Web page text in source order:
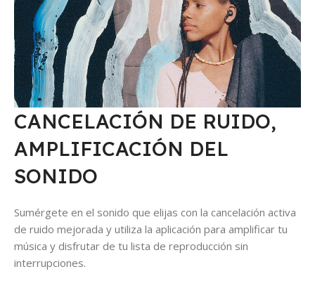
CANCELACIÓN DE RUIDO,
AMPLIFICACIÓN DEL
SONIDO
Sumérgete en el sonido que elijas con la cancelación activa
de ruido mejorada y utiliza la aplicación para amplificar tu
música y disfrutar de tu lista de reproducción sin
interrupciones.